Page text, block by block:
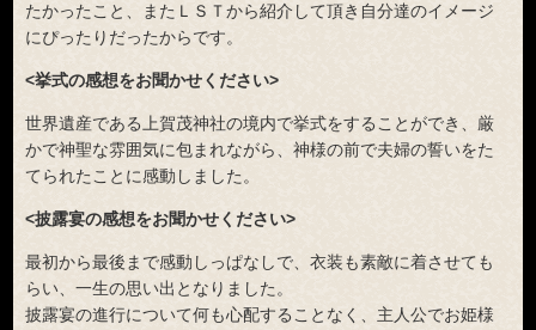
たかったこと、またＬＳＴから紹介して頂き自分達のイメージ
にぴったりだったからです。
<挙式の感想をお聞かせください>
世界遺産である上賀茂神社の境内で挙式をすることができ、厳
かで神聖な雰囲気に包まれながら、神様の前で夫婦の誓いをた
てられたことに感動しました。
<披露宴の感想をお聞かせください>
最初から最後まで感動しっぱなしで、衣装も素敵に着させても
らい、一生の思い出となりました。
披露宴の進行について何も心配することなく、主人公でお姫様